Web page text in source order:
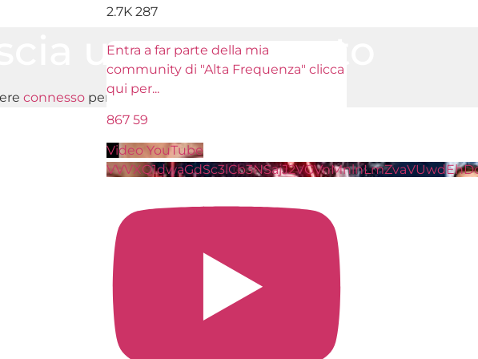
un commento
connessoper inviare un commento.
2.7K 287
Entra a far parte della mia
community di "Alta Frequenza" clicca
qui per...
867 59
Video YouTube